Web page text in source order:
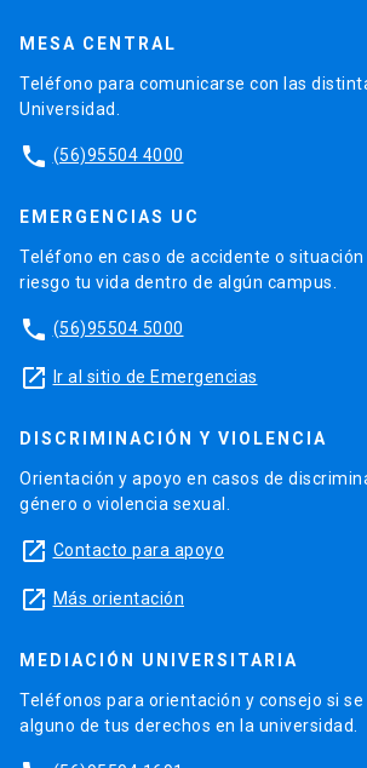
MESA CENTRAL
Teléfono para comunicarse con las
Universidad.
phone (56)95504 4000
EMERGENCIAS UC
Teléfono en caso de accidente o situación
riesgo tu vida dentro de algún campus.
phone (56)95504 5000
launch Ir al sitio de Emergencias
DISCRIMINACIÓN Y VIOLENCIA
Orientación y apoyo en casos de
género o violencia sexual.
launch Contacto para apoyo
launch Más orientación
MEDIACIÓN UNIVERSITARIA
Teléfonos para orientación y consejo si se
alguno de tus derechos en la universidad.